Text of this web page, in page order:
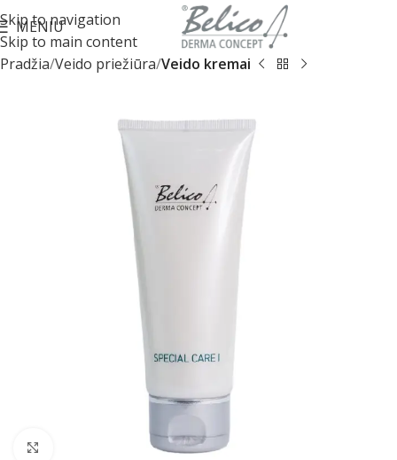
Skip to navigation
Skip to main content
MENIU
Pradžia Veido priežiūra Veido kremai
Spustelėkite norėdami padidinti